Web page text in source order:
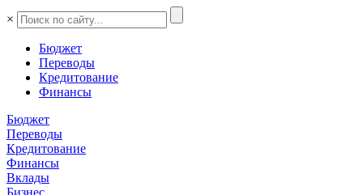
×
Бюджет
Переводы
Кредитование
Финансы
Бюджет
Переводы
Кредитование
Финансы
Вклады
Бизнес